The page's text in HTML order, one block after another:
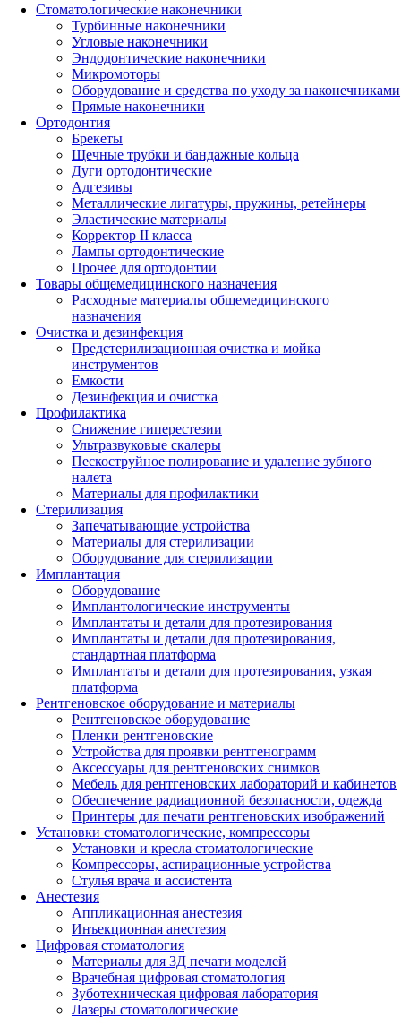
Стоматологические наконечники
Турбинные наконечники
Угловые наконечники
Эндодонтические наконечники
Микромоторы
Оборудование и средства по уходу за наконечниками
Прямые наконечники
Ортодонтия
Брекеты
Щечные трубки и бандажные кольца
Дуги ортодонтические
Адгезивы
Металлические лигатуры, пружины, ретейнеры
Эластические материалы
Корректор II класса
Лампы ортодонтические
Прочее для ортодонтии
Товары общемедицинского назначения
Расходные материалы общемедицинского
назначения
Очистка и дезинфекция
Предстерилизационная очистка и мойка
инструментов
Емкости
Дезинфекция и очистка
Профилактика
Снижение гиперестезии
Ультразвуковые скалеры
Пескоструйное полирование и удаление зубного
налета
Материалы для профилактики
Стерилизация
Запечатывающие устройства
Материалы для стерилизации
Оборудование для стерилизации
Имплантация
Оборудование
Имплантологические инструменты
Имплантаты и детали для протезирования
Имплантаты и детали для протезирования,
стандартная платформа
Имплантаты и детали для протезирования, узкая
платформа
Рентгеновское оборудование и материалы
Рентгеновское оборудование
Пленки рентгеновские
Устройства для проявки рентгенограмм
Аксессуары для рентгеновских снимков
Мебель для рентгеновских лабораторий и кабинетов
Обеспечение радиационной безопасности, одежда
Принтеры для печати рентгеновских изображений
Установки стоматологические, компрессоры
Установки и кресла стоматологические
Компрессоры, аспирационные устройства
Стулья врача и ассистента
Анестезия
Аппликационная анестезия
Инъекционная анестезия
Цифровая стоматология
Материалы для 3Д печати моделей
Врачебная цифровая стоматология
Зуботехническая цифровая лаборатория
Лазеры стоматологические